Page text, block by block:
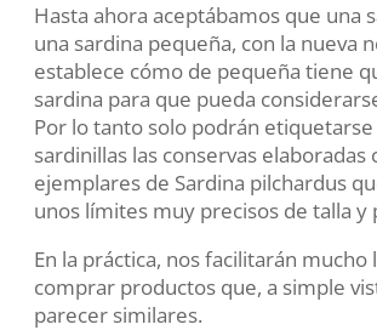
Hasta ahora aceptábamos que una
una sardina pequeña, con la nueva
establece cómo de pequeña tiene
sardina para que pueda
Por lo tanto solo podrán
sardinillas las conservas elaboradas
ejemplares de Sardina pilchardus
unos límites muy precisos de talla y
En la práctica, nos facilitarán mucho
comprar productos que, a simple
parecer similares.